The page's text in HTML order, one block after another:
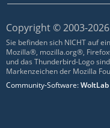
Copyright © 2003-
Sie befinden sich NICHT auf
Mozilla®, mozilla.org®,
und das Thunderbird-Logo
Markenzeichen der Mozilla
Community-Software: